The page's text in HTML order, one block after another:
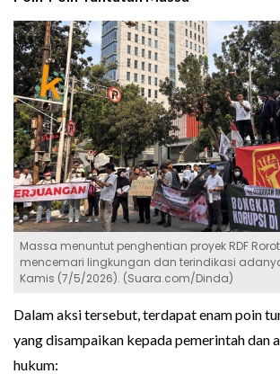
Massa menuntut penghentian proyek RDF
mencemari lingkungan dan terindikasi
Kamis (7/5/2026). (Suara.com/Dinda)
Dalam aksi tersebut, terdapat enam poin
yang disampaikan kepada pemerintah dan
hukum: